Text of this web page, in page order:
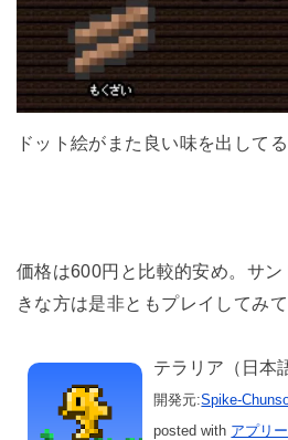
ドット絵がまた良い味を出してる
価格は600円と比較的安め。サ
きな方は是非ともプレイしてみて
テラリア（日本
開発元:Spike-
posted with アプリ